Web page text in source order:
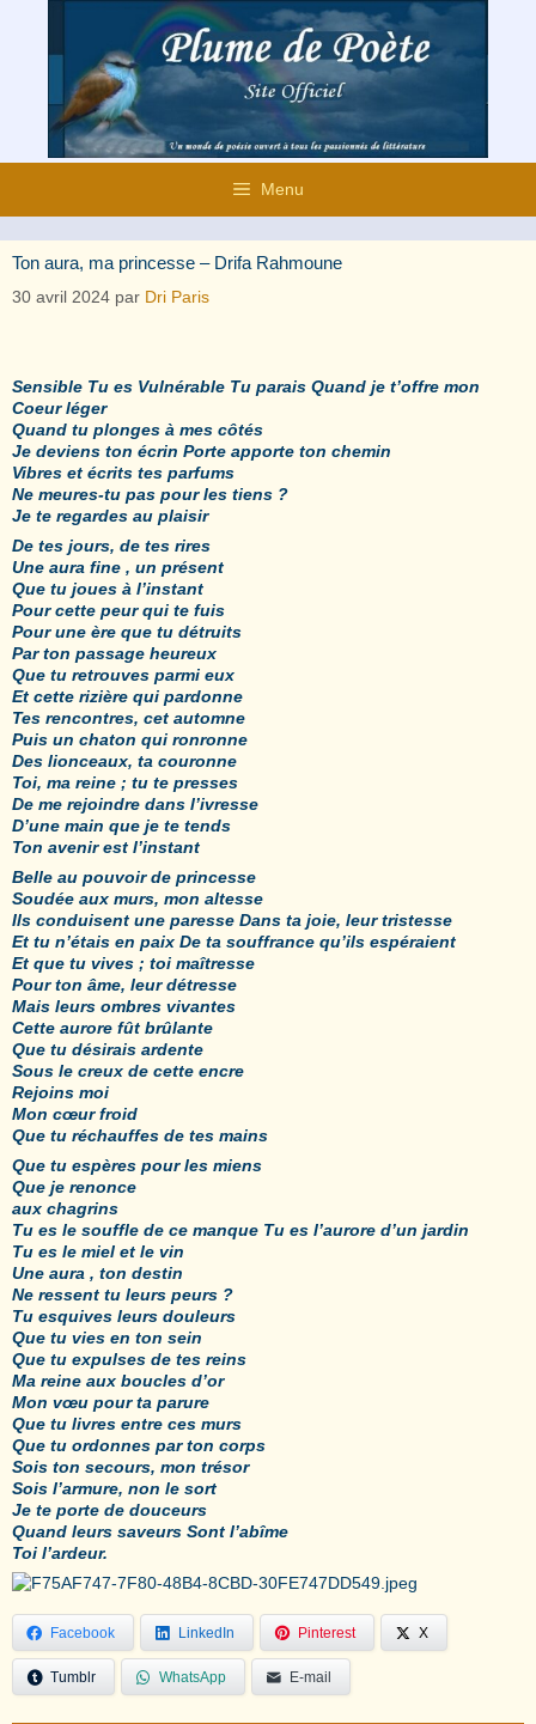
contenu
Menu
Ton aura, ma princesse – Drifa Rahmoune
30 avril 2024 par Dri Paris
Sensible Tu es Vulnérable Tu parais Quand je t’offre mon
Coeur léger
Quand tu plonges à mes côtés
Je deviens ton écrin Porte apporte ton chemin
Vibres et écrits tes parfums
Ne meures-tu pas pour les tiens ?
Je te regardes au plaisir
De tes jours, de tes rires
Une aura fine , un présent
Que tu joues à l’instant
Pour cette peur qui te fuis
Pour une ère que tu détruits
Par ton passage heureux
Que tu retrouves parmi eux
Et cette rizière qui pardonne
Tes rencontres, cet automne
Puis un chaton qui ronronne
Des lionceaux, ta couronne
Toi, ma reine ; tu te presses
De me rejoindre dans l’ivresse
D’une main que je te tends
Ton avenir est l’instant
Belle au pouvoir de princesse
Soudée aux murs, mon altesse
Ils conduisent une paresse Dans ta joie, leur tristesse
Et tu n’étais en paix De ta souffrance qu’ils espéraient
Et que tu vives ; toi maîtresse
Pour ton âme, leur détresse
Mais leurs ombres vivantes
Cette aurore fût brûlante
Que tu désirais ardente
Sous le creux de cette encre
Rejoins moi
Mon cœur froid
Que tu réchauffes de tes mains
Que tu espères pour les miens
Que je renonce
aux chagrins
Tu es le souffle de ce manque Tu es l’aurore d’un jardin
Tu es le miel et le vin
Une aura , ton destin
Ne ressent tu leurs peurs ?
Tu esquives leurs douleurs
Que tu vies en ton sein
Que tu expulses de tes reins
Ma reine aux boucles d’or
Mon vœu pour ta parure
Que tu livres entre ces murs
Que tu ordonnes par ton corps
Sois ton secours, mon trésor
Sois l’armure, non le sort
Je te porte de douceurs
Quand leurs saveurs Sont l’abîme
Toi l’ardeur.
Facebook LinkedIn Pinterest X
Tumblr WhatsApp E-mail